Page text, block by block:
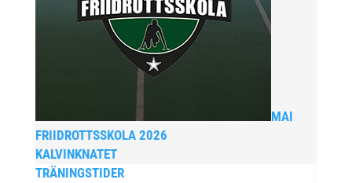
MAI
FRIIDROTTSSKOLA 2026
KALVINKNATET
TRÄNINGSTIDER